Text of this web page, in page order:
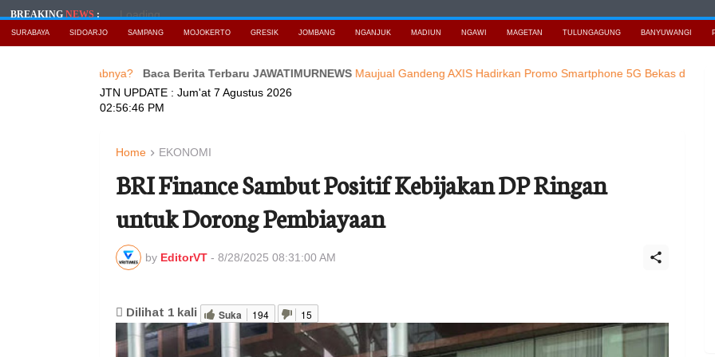
BREAKINGNEWS: Loading...
SURABAYA SIDOARJO SAMPANG MOJOKERTO GRESIK JOMBANG NGANJUK MADIUN NGAWI MAGETAN TULUNGAGUNG BANYUWANGI
Baca Berita Terbaru JAWATIMURNEWS Maujual Gandeng AXIS Hadirkan Promo Smartphone 5G Bekas dengan Bonus
JTN UPDATE : Jum'at 7 Agustus 2026
02:56:48 PM
Home EKONOMI
BRI Finance Sambut Positif Kebijakan DP Ringan
untuk Dorong Pembiayaan
by EditorVT - 8/28/2025 08:31:00 AM
Dilihat 1 kali Suka 194 15